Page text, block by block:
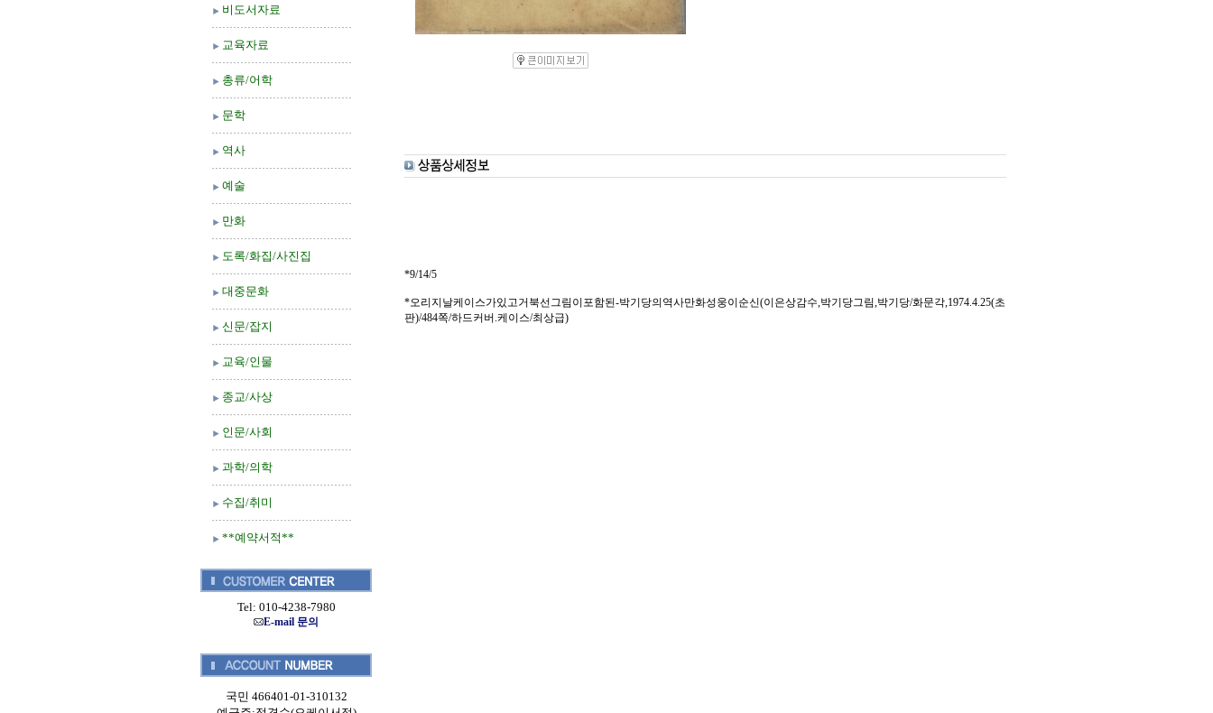
비도서자료
교육자료
총류/어학
문학
역사
예술
만화
도록/화집/사진집
대중문화
신문/잡지
교육/인물
종교/사상
인문/사회
과학/의학
수집/취미
**예약서적**
Tel: 010-4238-7980
E-mail 문의
국민 466401-01-310132
*9/14/5
*오리지날케이스가있고거북선그림이포함된-박기당의역사만화성웅이순신(이은상감수,박기당그림,박기당/화문각,1974.4.25(초
판)/484쪽/하드커버.케이스/최상급)